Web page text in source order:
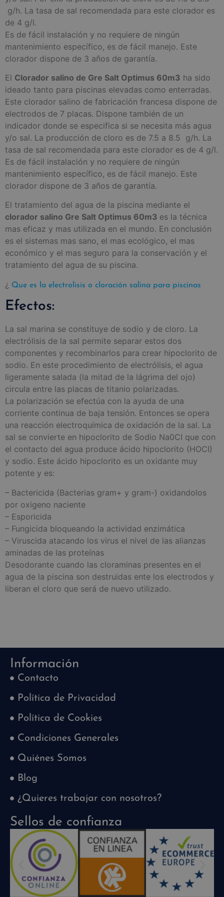
g/h. La tasa de sal recomendada para este clorador es
de 4 g/l.
Es de fácil instalación y no requiere de ningún
mantenimiento específico, es de fácil manejo. Este
clorador dispone de 3 años de garantía.
El Clorador salino de Gre Salt Optimus 60m3 ha sido
ideado tanto para piscinas elevadas como enterradas.
Este clorador salino de fabricación francesa dispone de
electrodos de 7 placas. Dispone también de un
indicador donde se especifica si se necesita más agua
y/o sal. La producción de cloro es de 7.5 a 8.5 g/h. La
tasa de sal recomendada para este clorador es de 4 g/l.
Es de fácil instalación y no requiere de ningún
mantenimiento específico, es de fácil manejo. Este
clorador dispone de 3 años de garantía.
El tratamiento del agua de la piscina mediante el
clorador salino Gre Salt Optimus 60m3 es la técnica
mas eficaz y mas utilizada en el mundo. En conclusión
es el sistemas mas sano, el mas ecológico, el mas
económico y el mas seguro para la conservación y el
tratamiento del agua de su piscina.
¿ Que es la electrolisis o cloración salina para piscinas
Efectos:
La sal marina se constituye de sodio y de cloro. La
electrólisis de la sal permite separar estos dos
componentes y recombinarlos para crear hipoclorito de
sodio. En este procedimiento de electrólisis, el agua
ligeramente salada (la mitad de la lágrima del ojo)
circula entre las placas de titanio polarizadas.
La polarización se efectúa con la ayuda de una
corriente continua de baja tensión. Entonces se opera
una reacción electroquímica de oxidación de la sal. La
sal se convierte en hipoclorito de Sodio Na0CI que con
el contacto del agua produce ácido hipoclorito (HOCI)
y sodio. Este ácido hipoclorito es un oxidante muy
potente y es:
– Bactericida (Bacterias gram+ y gram-) oxidandolos
por oxigeno naciente
– Esporicida
– Fungicida bloqueando la actividad enzimática
– Viruscida atacando los virus el nivel de las alianzas
aminadas de las proteínas
Desodorante cuando las cloraminas presentes en el
agua de la piscina son destruidas ente los electrodos y
liberan el cloro que será de nuevo utilizado.
Información
Contacto
Política de Privacidad
Política de Cookies
Condiciones Generales
Quiénes Somos
Blog
¿Quieres trabajar con nosotros?
Sellos de confianza